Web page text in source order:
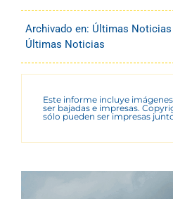
Archivado en: Últimas Noticias
Últimas Noticias
Este informe incluye
ser bajadas e impresas.
sólo pueden ser impresas